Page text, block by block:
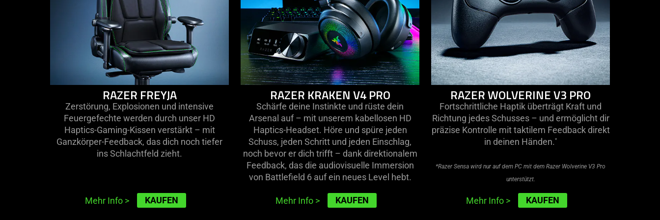
RAZER FREYJA
Zerstörung, Explosionen und intensive
Feuergefechte werden durch unser HD
Haptics-Gaming-Kissen verstärkt – mit
Ganzkörper-Feedback, das dich noch tiefer
ins Schlachtfeld zieht.
Mehr Info > KAUFEN
RAZER KRAKEN V4 PRO
Schärfe deine Instinkte und rüste dein
Arsenal auf – mit unserem kabellosen HD
Haptics-Headset. Höre und spüre jeden
Schuss, jeden Schritt und jeden Einschlag,
noch bevor er dich trifft – dank direktionalem
Feedback, das die audiovisuelle Immersion
von Battlefield 6 auf ein neues Level hebt.
Mehr Info > KAUFEN
RAZER WOLVERINE V3 PRO
Fortschrittliche Haptik überträgt Kraft und
Richtung jedes Schusses – und ermöglicht dir
präzise Kontrolle mit taktilem Feedback direkt
in deinen Händen.*
*Razer Sensa wird nur auf dem PC mit dem Razer Wolverine V3 Pro
unterstützt.
Mehr Info > KAUFEN